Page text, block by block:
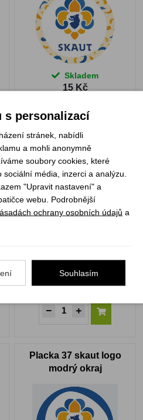
Skladem
15 Kč
Placka do vlasů 55mm
Skaut barevný okraj
Skladem
33 Kč
Placka 37 skaut logo
modrý okraj
s personalizací
stránek, nabídli
a mohli anonymně
soubory cookies, které
média, inzerci a analýzu.
"Upravit nastavení" a
webu. Podrobnější
ochrany osobních údajů a
Souhlasím